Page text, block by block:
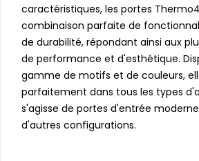
caractéristiques, les portes
combinaison parfaite de
de durabilité, répondant ainsi aux
de performance et d'esthétique.
gamme de motifs et de couleurs,
parfaitement dans tous les types
s'agisse de portes d'entrée
d'autres configurations.